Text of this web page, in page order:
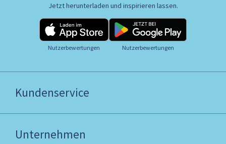
Jetzt herunterladen und inspirieren lassen.
Nutzerbewertungen Nutzerbewertungen
Kundenservice
Unternehmen